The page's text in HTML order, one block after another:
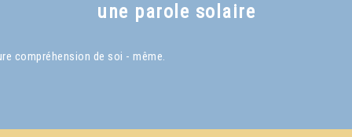
une parole solaire
compréhension de soi - même.